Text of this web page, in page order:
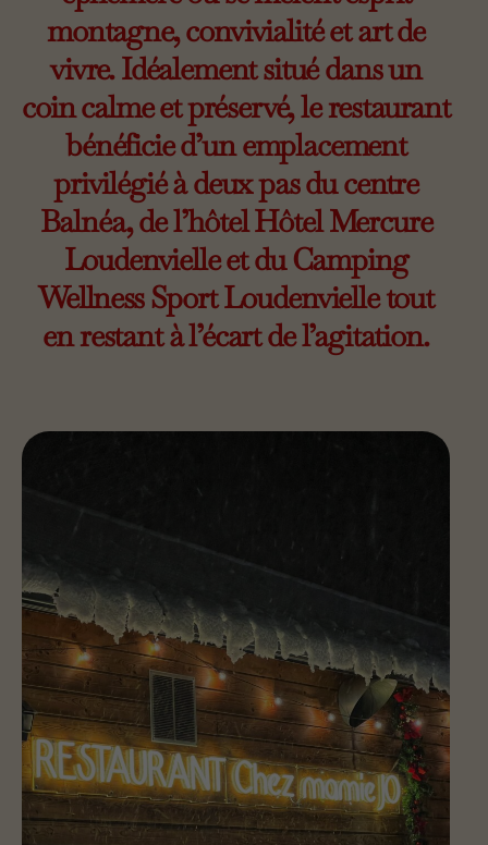
montagne, convivialité et art de
vivre. Idéalement situé dans un
coin calme et préservé, le restaurant
bénéficie d’un emplacement
privilégié à deux pas du centre
Balnéa, de l’hôtel Hôtel Mercure
Loudenvielle et du Camping
Wellness Sport Loudenvielle tout
en restant à l’écart de l’agitation.